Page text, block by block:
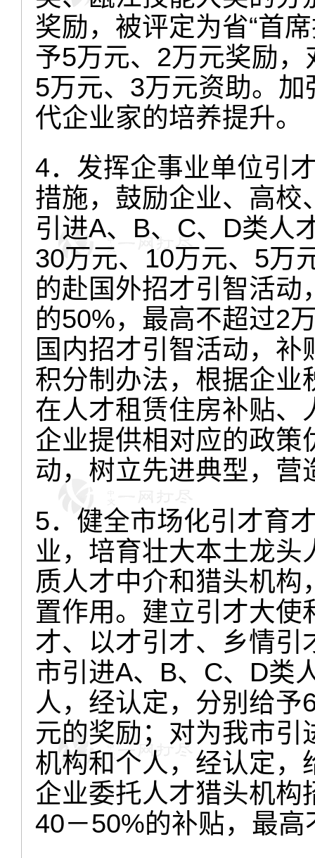
奖励，被评定为省“首
予5万元、2万元奖励，
5万元、3万元资助。
代企业家的培养提升。
4．发挥企事业单位引
措施，鼓励企业、高校
引进A、B、C、D类人
30万元、10万元、5万
的赴国外招才引智活
的50%，最高不超过2
国内招才引智活动，
积分制办法，根据企业
在人才租赁住房补贴、
企业提供相对应的政策
动，树立先进典型，营
5．健全市场化引才育
业，培育壮大本土龙
质人才中介和猎头机
置作用。建立引才大
才、以才引才、乡情引
市引进A、B、C、D类
人，经认定，分别给
元的奖励；对为我市
机构和个人，经认定，
企业委托人才猎头机构
40－50%的补贴，最高